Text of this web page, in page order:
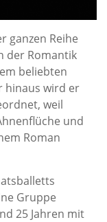
ganzen Reihe
der Romantik
beliebten
hinaus wird er
weil
und
Roman
Gruppe
25 Jahren mit